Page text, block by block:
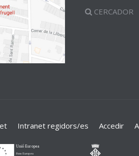
CERCADOR
Intranet regidors/es Accedir